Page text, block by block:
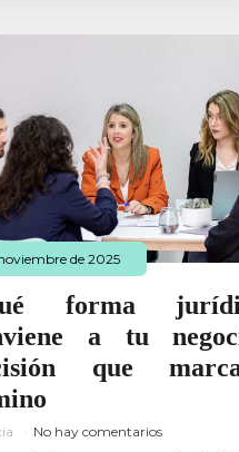
de 2025
forma
a tu
que
No hay comentarios